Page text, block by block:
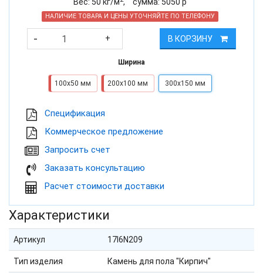
НАЛИЧИЕ ТОВАРА И ЦЕНЫ УТОЧНЯЙТЕ ПО ТЕЛЕФОНУ
- + В КОРЗИНУ
Ширина
100х50 мм 200х100 мм 300х150 мм
Cпецификация
Коммерческое предложение
Запросить счет
Заказать консультацию
Расчет стоимости доставки
Характеристики
Артикул 17I6N209
Тип изделия Камень для пола "Кирпич"